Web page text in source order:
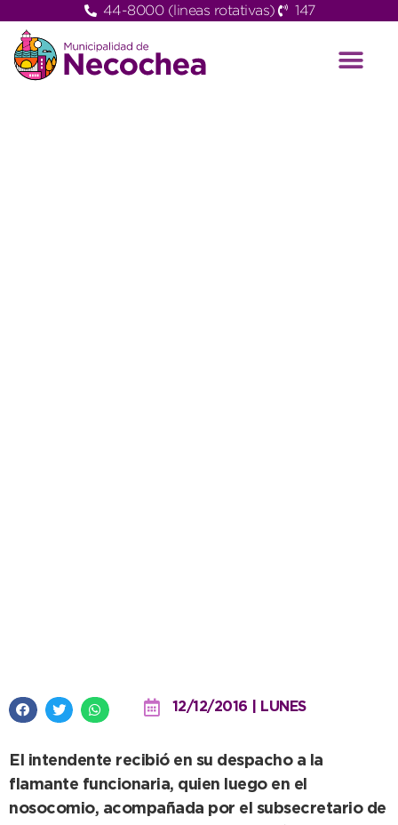
44-8000 (lineas rotativas) 147
12/12/2016 | LUNES
El intendente recibió en su despacho a la
flamante funcionaria, quien luego en el
nosocomio, acompañada por el subsecretario de